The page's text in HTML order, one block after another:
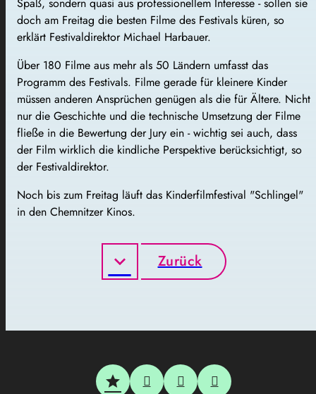
doch am Freitag die besten Filme des Festivals küren, so
erklärt Festivaldirektor Michael Harbauer.
Über 180 Filme aus mehr als 50 Ländern umfasst das
Programm des Festivals. Filme gerade für kleinere Kinder
müssen anderen Ansprüchen genügen als die für Ältere. Nicht
nur die Geschichte und die technische Umsetzung der Filme
fließe in die Bewertung der Jury ein - wichtig sei auch, dass
der Film wirklich die kindliche Perspektive berücksichtigt, so
der Festivaldirektor.
Noch bis zum Freitag läuft das Kinderfilmfestival "Schlingel"
in den Chemnitzer Kinos.
Zurück